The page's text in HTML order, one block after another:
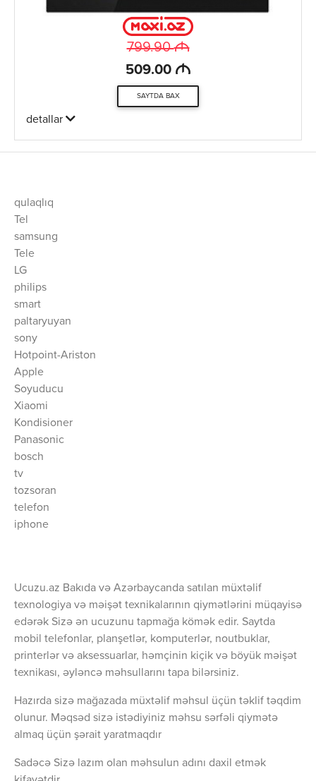
799.90M
509.00 M
SAYTDA BAX
detallar
qulaqlıq
Tel
samsung
Tele
LG
philips
smart
paltaryuyan
sony
Hotpoint-Ariston
Apple
Soyuducu
Xiaomi
Kondisioner
Panasonic
bosch
tv
tozsoran
telefon
iphone
Ucuzu.az Bakıda və Azərbaycanda satılan müxtəlif
texnologiya və məişət texnikalarının qiymətlərini müqayisə
edərək Sizə ən ucuzunu tapmağa kömək edir. Saytda
mobil telefonlar, planşetlər, komputerlər, noutbuklar,
printerlər və aksessuarlar, həmçinin kiçik və böyük məişət
texnikası, əyləncə məhsullarını tapa bilərsiniz.
Hazırda sizə mağazada müxtəlif məhsul üçün təklif təqdim
olunur. Məqsəd sizə istədiyiniz məhsu sərfəli qiymətə
almaq üçün şərait yaratmaqdır
Sadəcə Sizə lazım olan məhsulun adını daxil etmək